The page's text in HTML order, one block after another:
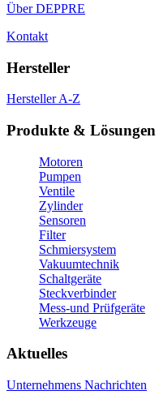
Über DEPPRE
Kontakt
Hersteller
Hersteller A-Z
Produkte & Lösungen
Motoren
Pumpen
Ventile
Zylinder
Sensoren
Filter
Schmiersystem
Vakuumtechnik
Schaltgeräte
Steckverbinder
Mess-und Prüfgeräte
Werkzeuge
Aktuelles
Unternehmens Nachrichten